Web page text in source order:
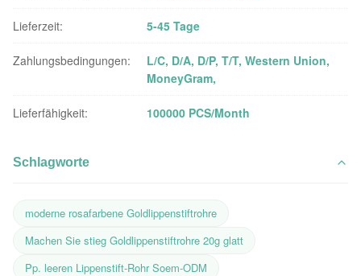
Lieferzeit: 5-45 Tage
Zahlungsbedingungen:
L/C, D/A, D/P, T/T, Western Union,
MoneyGram,
Lieferfähigkeit: 100000 PCS/Month
Schlagworte
moderne rosafarbene Goldlippenstiftrohre
Machen Sie stieg Goldlippenstiftrohre 20g glatt
Pp. leeren Lippenstift-Rohr Soem-ODM